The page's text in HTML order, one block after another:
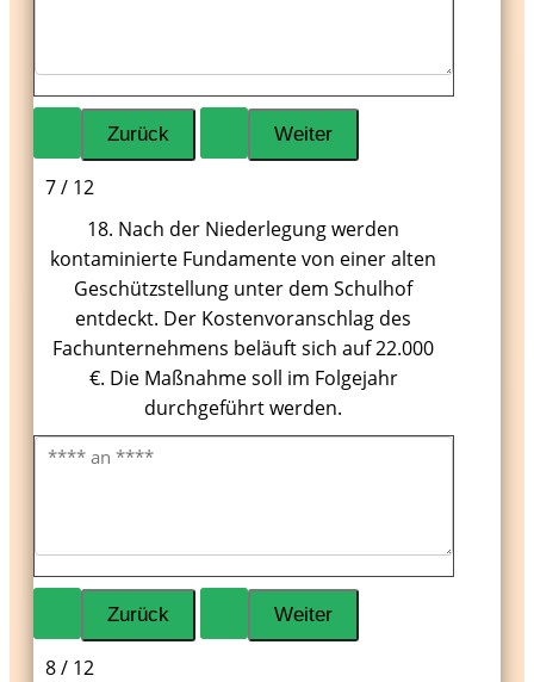
7 / 12
18. Nach der Niederlegung werden
kontaminierte Fundamente von einer alten
Geschützstellung unter dem Schulhof
entdeckt. Der Kostenvoranschlag des
Fachunternehmens beläuft sich auf 22.000
€. Die Maßnahme soll im Folgejahr
durchgeführt werden.
8 / 12